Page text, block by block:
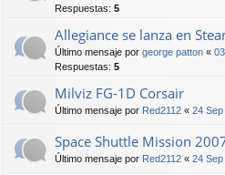
Respuestas: 5
Allegiance se lanza en
Último mensaje por george patton «
Respuestas: 5
Milviz FG-1D Corsair
Último mensaje por Red2112 « 24
Space Shuttle Mission
Último mensaje por Red2112 « 24